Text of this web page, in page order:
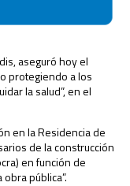
aseguró hoy el
protegiendo a los
la salud”, en el
en la Residencia de
de la construcción
en función de
pública”.